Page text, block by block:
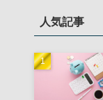
人気記事